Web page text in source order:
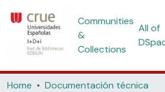
Communities
&
Collections
All of
Home
Documentación técnica